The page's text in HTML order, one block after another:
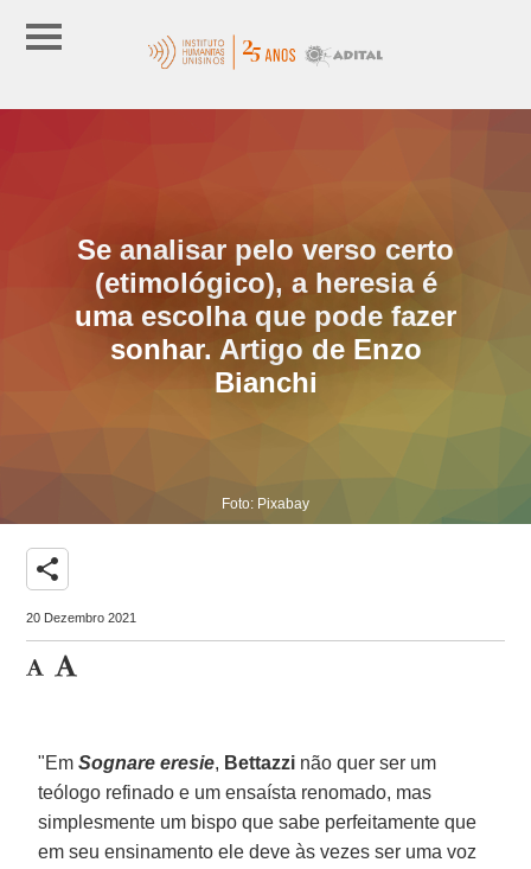
Se analisar pelo verso certo
(etimológico), a heresia é
uma escolha que pode fazer
sonhar. Artigo de Enzo
Bianchi
Foto: Pixabay
share
20 Dezembro 2021
"EmSognare eresie, Bettazzi não quer ser um
teólogo refinado e um ensaísta renomado, mas
simplesmente um bispo que sabe perfeitamente que
em seu ensinamento ele deve às vezes ser uma voz